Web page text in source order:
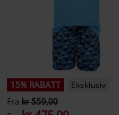
15% RABATT
Eksklusiv
Fra kr 559,00